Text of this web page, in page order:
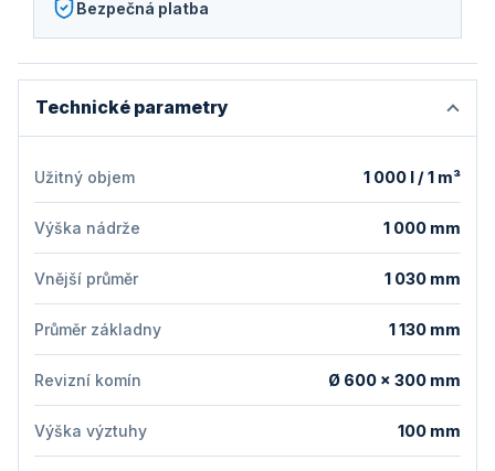
Bezpečná platba
Technické parametry
Užitný objem 1 000 l / 1 m³
Výška nádrže 1 000 mm
Vnější průměr 1 030 mm
Průměr základny 1 130 mm
Revizní komín Ø 600 × 300 mm
Výška výztuhy 100 mm